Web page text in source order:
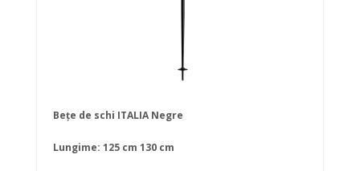
Bețe de schi ITALIA Negre
Lungime: 125 cm 130 cm